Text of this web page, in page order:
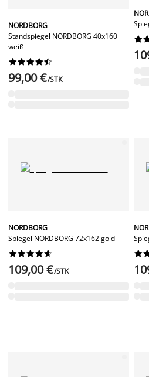
NORDBORG
Standspiegel NORDBORG 40x160
weiß






99,00 €/STK


NORDBORG
Spiegel NORDBORG 72x162 gold






109,00 €/STK

